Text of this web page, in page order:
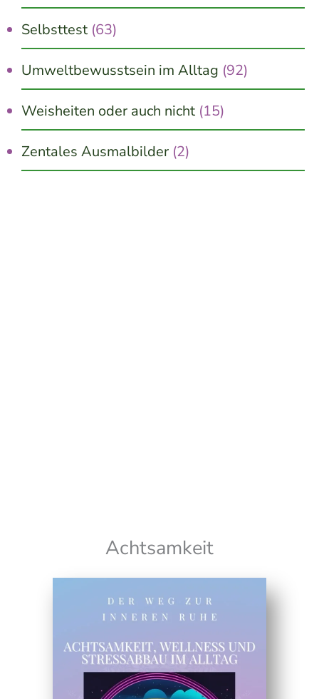
Selbsttest (63)
Umweltbewusstsein im Alltag (92)
Weisheiten oder auch nicht (15)
Zentales Ausmalbilder (2)
Achtsamkeit